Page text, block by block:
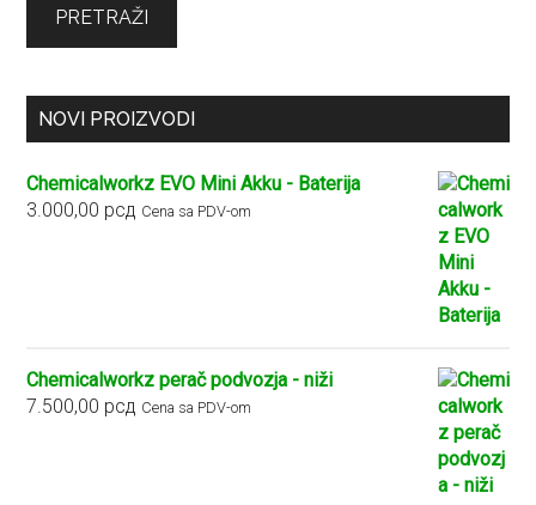
PRETRAŽI
NOVI PROIZVODI
Chemicalworkz EVO Mini Akku - Baterija
3.000,00 рсд Cena sa PDV-om
Chemicalworkz perač podvozja - niži
7.500,00 рсд Cena sa PDV-om